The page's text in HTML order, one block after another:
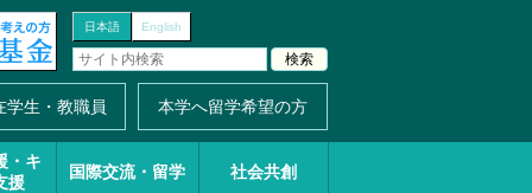
日本語 English
学生・教職員 本学へ留学希望の方
・ キ
援
国際交流・留学 社会共創